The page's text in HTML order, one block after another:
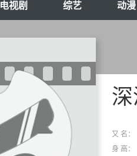
电视剧 综艺 动漫
又 名：
身 高：